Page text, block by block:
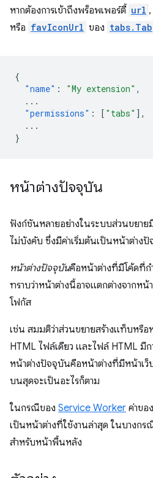
หากต้องการเข้าถึงพร็อพเพอร์ตี้ url ,
หรือ favIconUrl ของ tabs.Tab
{
"name" : "My extension" ,
...
"permissions" : [ "tabs" ],
...
}
หน้าต่างปัจจุบัน
ฟังก์ชันหลายอย่างในระบบส่วนขยาย
ไม่บังคับ ซึ่งมีค่าเริ่มต้นเป็นหน้าต่าง
หน้าต่างปัจจุบันคือหน้าต่างที่มีโค้ดที่ก
ทราบว่าหน้าต่างนี้อาจแตกต่างจากห
โฟกัส
เช่น สมมติว่าส่วนขยายสร้างแท็บหรือ
HTML ไฟล์เดียว และไฟล์ HTML มีก
หน้าต่างปัจจุบันคือหน้าต่างที่มีหน้าเว็
บนสุดจะเป็นอะไรก็ตาม
ในกรณีของ Service Worker ค่าขอ
เป็นหน้าต่างที่ใช้งานล่าสุด ในบางก
สำหรับหน้าพื้นหลัง